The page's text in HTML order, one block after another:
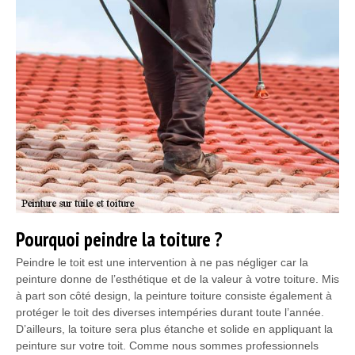
Pourquoi peindre la toiture ?
Peindre le toit est une intervention à ne pas négliger car la
peinture donne de l’esthétique et de la valeur à votre toiture. Mis
à part son côté design, la peinture toiture consiste également à
protéger le toit des diverses intempéries durant toute l’année.
D’ailleurs, la toiture sera plus étanche et solide en appliquant la
peinture sur votre toit. Comme nous sommes professionnels